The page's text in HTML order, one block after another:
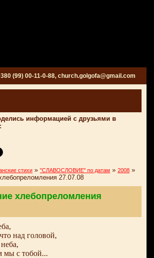
(99) 00-11-0-88, church.golgofa@gmail.com
информацией с друзьями в
стихи » "СЛАВОСЛОВИЕ" по датам » 2008 »
27.07.08
хлебопреломления
над головой,
мы с тобой...